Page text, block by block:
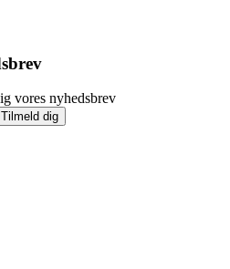
vores nyhedsbrev
Tilmeld dig